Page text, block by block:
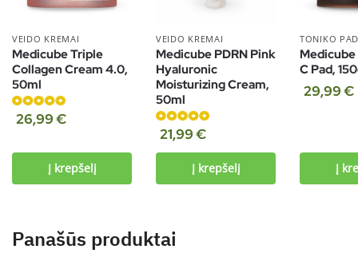
VEIDO KREMAI
Medicube Triple
Collagen Cream 4.0,
50ml
Įvertinimas:
26,99€
Į krepšelį
VEIDO KREMAI
Medicube PDRN Pink
Hyaluronic
Moisturizing Cream,
50ml
Įvertinimas:
21,99€
Į krepšelį
TONIKO
C Pad,
29,99€
Į
Panašūs produktai